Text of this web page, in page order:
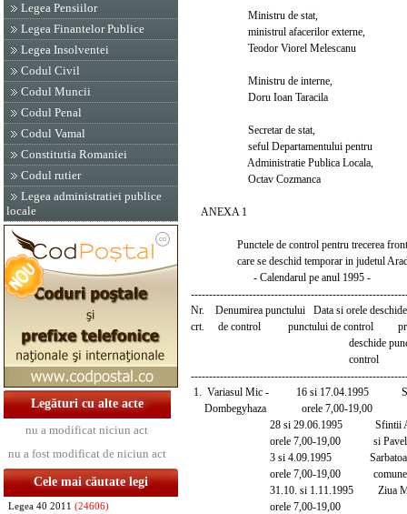
Legea Pensiilor
Legea Finantelor Publice
Legea Insolventei
Codul Civil
Codul Muncii
Codul Penal
Codul Vamal
Constitutia Romaniei
Codul rutier
Legea administratiei publice
locale
Legături cu alte acte
nu a modificat niciun act
nu a fost modificat de niciun act
Cele mai căutate legi
Legea 40 2011 (24606)
Ministru de stat,
ministrul afacerilor externe,
Teodor Viorel Melescanu
Ministru de interne,
Doru Ioan Taracila
Secretar de stat,
seful Departamentului pentru
Administratie Publica Locala,
Octav Cozmanca
ANEXA 1
Punctele de control pentru trecerea
care se deschid temporar in judetul
- Calendarul pe anul 1995 -
Nr. Denumirea punctului Data si orele
crt. de control punctului de control
deschide punctul
control
1. Variasul Mic - 16 si 17.04.1995
Dombegyhaza orele 7,00-19,00
28 si 29.06.1995 Sfintii
orele 7,00-19,00 si Pavel
3 si 4.09.1995 Sarbatoare
orele 7,00-19,00 comunei
31.10. si 1.11.1995 Ziua
orele 7,00-19,00